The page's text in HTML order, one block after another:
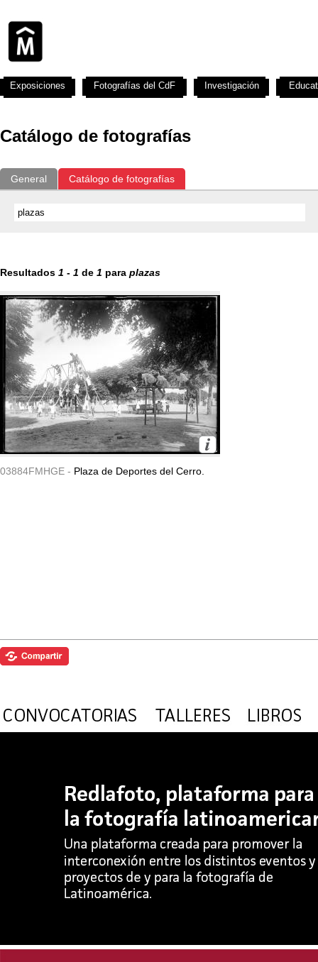
Catálogo de fotografías
General Catálogo de fotografías
Resultados 1 - 1 de 1 para plazas
03884FMHGE - Plaza de Deportes del Cerro.
Exposiciones Fotografías del CdF Investigación